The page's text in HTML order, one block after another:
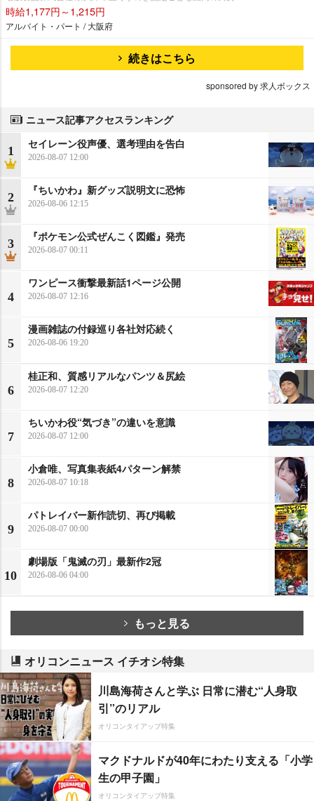
時給1,177円～1,215円
アルバイト・パート / 大阪府
続きはこちら
sponsored by 求人ボックス
ニュース記事アクセスランキング
1
セイレーン役声優、選考理由を告白
2026-08-07 12:00
2
『ちいかわ』新グッズ説明文に恐怖
2026-08-06 12:15
3
『ポケモン公式ぜんこく図鑑』発売
2026-08-07 00:11
4
ワンピース衝撃最新話1ページ公開
2026-08-07 12:16
5
漫画雑誌の付録巡り各社対応続く
2026-08-06 19:20
6
桂正和、質感リアルなパンツ＆尻絵
2026-08-07 12:20
7
ちいかわ役“気づき”の違いを意識
2026-08-07 12:00
8
小倉唯、写真集表紙4パターン解禁
2026-08-07 10:18
9
パトレイバー新作読切、再び掲載
2026-08-07 00:00
10
劇場版「鬼滅の刃」最新作2冠
2026-08-06 04:00
もっと見る
オリコンニュース イチオシ特集
川島海荷さんと学ぶ 日常に潜む“人身取
引”のリアル
オリコンタイアップ特集
マクドナルドが40年にわたり支える「小学
生の甲子園」
オリコンタイアップ特集